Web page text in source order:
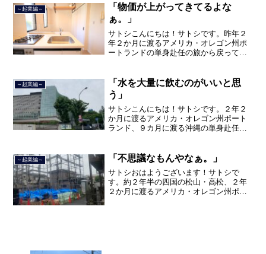
した。２０２１年３月９日よ...
～起業編～
「物価が上がってきてるよな
ぁ。」
サトシこんにちは！サトシです。昨年２
年２か月に渡るアメリカ・オレゴン州ポ
ートランドの単身赴任の旅から戻ってき
で２３年間のサラリーマン人生を卒業
し、東京都品川区南大井で不...
～起業編～
「水を大量に飲むのがいいと思
う」
サトシこんにちは！サトシです。２年２
か月に渡るアメリカ・オレゴン州ポート
ランド、９カ月に渡る沖縄の単身赴任の
ました。２０２１年３月９日より東京都
品川区南大井で不動産を主...
～起業編～ 「不思議なもんやなぁ。」
サトシおはようございます！サトシで
す。約２年半の四国の松山・高松、２年
２か月に渡るアメリカ・オレゴン州ポー